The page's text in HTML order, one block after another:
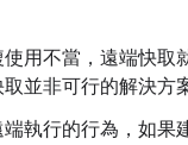
用不當，遠端快取
並非可行的解決方
執行的行為，如果